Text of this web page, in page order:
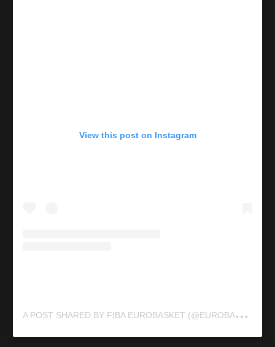
View this post on Instagram
A
POST SHARED BY FIBA EUROBASKET (@EUROBASKET)